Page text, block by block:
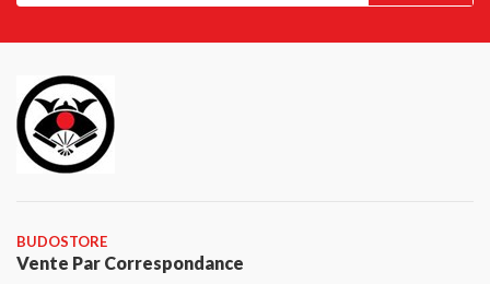
BUDOSTORE
Vente Par Correspondance